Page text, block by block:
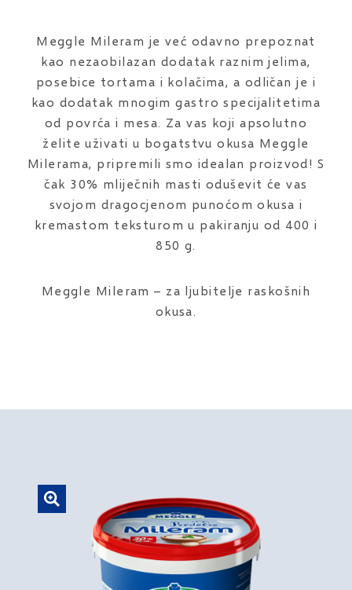
Meggle Mileram je već odavno prepoznat
kao nezaobilazan dodatak raznim jelima,
posebice tortama i kolačima, a odličan je i
kao dodatak mnogim gastro specijalitetima
od povrća i mesa. Za vas koji apsolutno
želite uživati u bogatstvu okusa Meggle
Milerama, pripremili smo idealan proizvod! S
čak 30% mliječnih masti oduševit će vas
svojom dragocjenom punoćom okusa i
kremastom teksturom u pakiranju od 400 i
850 g.
Meggle Mileram – za ljubitelje raskošnih
okusa.